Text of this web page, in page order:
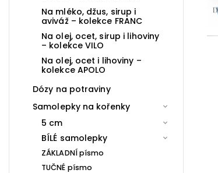
Na mléko, džus, sirup i
aviváž – kolekce FRANC
Na olej, ocet, sirup i lihoviny
– kolekce VILO
Na olej, ocet i lihoviny –
kolekce APOLO
Dózy na potraviny
Samolepky na kořenky
5 cm
BÍLÉ samolepky
ZÁKLADNÍ písmo
TUČNÉ písmo